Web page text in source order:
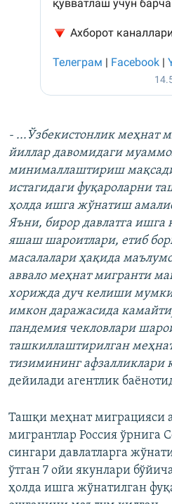
- ...Ўзбекистонлик меҳнат
йиллар давомидаги
минималлаштириш
истагидаги фуқароларни
ҳолда ишга жўнатиш
Яъни, бирор давлатга
яшаш шароитлари, етиб
масалалари ҳақида
аввало меҳнат мигранти
хорижда дуч келиши
имкон даражасида
пандемия чекловлари
ташкиллаштирилган
тизимининг афзалликлари
дейилади агентлик
Ташқи меҳнат миграцияси
мигрантлар Россия ўрнига
сингари давлатларга
ўтган 7 ойи якунлари
ҳолда ишга жўнатилган